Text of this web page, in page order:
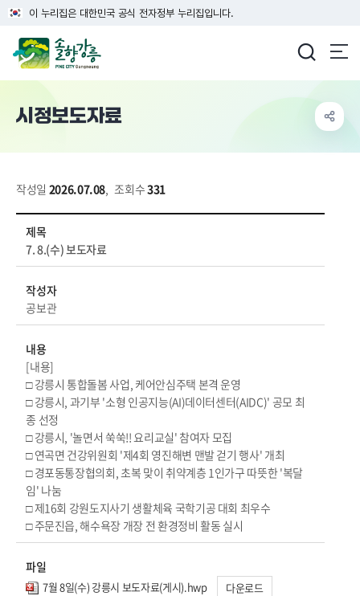
이 누리집은 대한민국 공식 전자정부 누리집입니다.
시정보도자료
작성일 2026.07.08, 조회수331
제목
7. 8.(수) 보도자료
작성자
공보관
내용
[내용]
□ 강릉시 통합돌봄 사업, 케어안심주택 본격 운영
□ 강릉시, 과기부 '소형 인공지능(AI)데이터센터(AIDC)' 공모 최
종 선정
□ 강릉시, '놀면서 쑥쑥!! 요리교실' 참여자 모집
□ 연곡면 건강위원회 '제4회 영진해변 맨발 걷기 행사' 개최
□ 경포동통장협의회, 초복 맞이 취약계층 1인가구 따뜻한 '복달
임' 나눔
□ 제16회 강원도지사기 생활체육 국학기공 대회 최우수
□ 주문진읍, 해수욕장 개장 전 환경정비 활동 실시
파일
7월 8일(수) 강릉시 보도자료(게시).hwp
다운로드